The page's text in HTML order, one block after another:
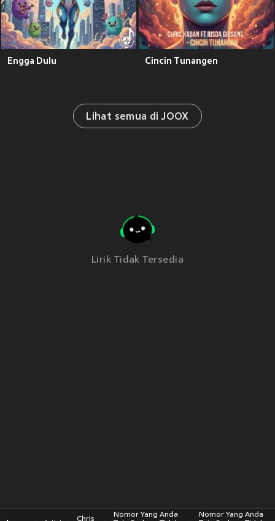
Engga Dulu Cincin Tunangen
Lihat semua di JOOX
Lirik Tidak Tersedia
Chris
Nomor Yang Anda
Nomor Yang Anda